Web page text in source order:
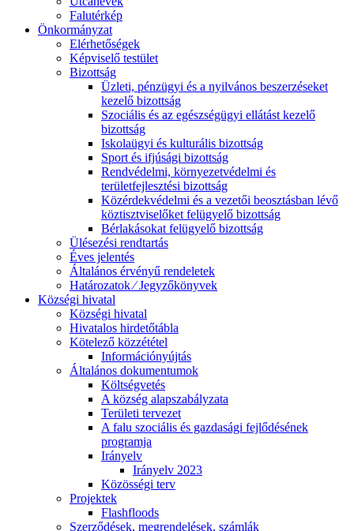
Falutérkép
Önkormányzat
Elérhetőségek
Képviselő testület
Bizottság
Üzleti, pénzügyi és a nyilvános beszerzéseket
kezelő bizottság
Szociális és az egészségügyi ellátást kezelő
bizottság
Iskolaügyi és kulturális bizottság
Sport és ifjúsági bizottság
Rendvédelmi, környezetvédelmi és
területfejlesztési bizottság
Közérdekvédelmi és a vezetői beosztásban lévő
köztisztviselőket felügyelő bizottság
Bérlakásokat felügyelő bizottság
Ülésezési rendtartás
Éves jelentés
Általános érvényű rendeletek
Határozatok ⁄ Jegyzőkönyvek
Községi hivatal
Községi hivatal
Hivatalos hirdetőtábla
Kötelező közzététel
Információnyújtás
Általános dokumentumok
Költségvetés
A község alapszabályzata
Területi tervezet
A falu szociális és gazdasági fejlődésének
programja
Irányelv
Irányelv 2023
Közösségi terv
Projektek
Flashfloods
Szerződések, megrendelések, számlák